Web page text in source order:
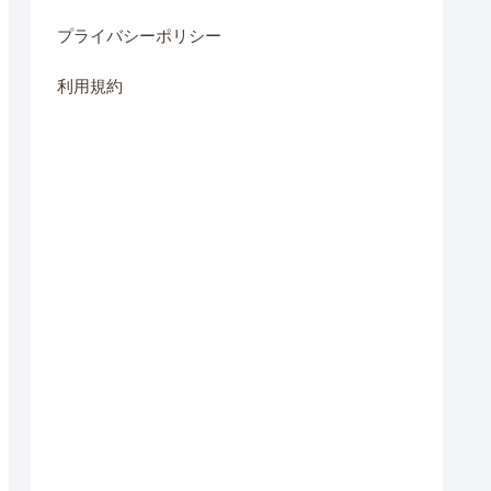
プライバシーポリシー
利用規約